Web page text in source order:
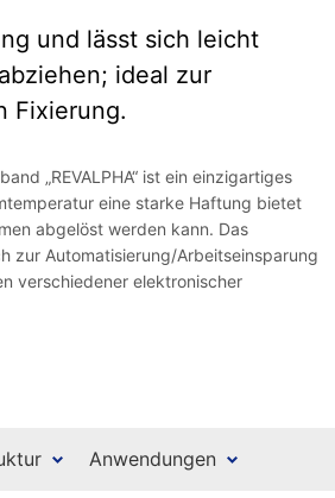
und lässt sich leicht
ideal zur
Fixierung.
„REVALPHA“ ist ein einzigartiges
eine starke Haftung bietet
abgelöst werden kann. Das
zur Automatisierung/Arbeitseinsparung
verschiedener elektronischer
Anwendungen